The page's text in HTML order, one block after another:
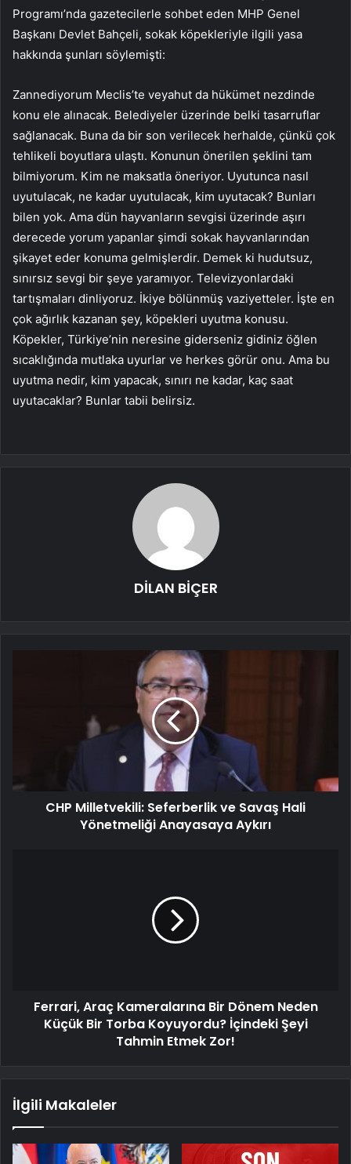
Programı’nda gazetecilerle sohbet eden MHP Genel
Başkanı Devlet Bahçeli, sokak köpekleriyle ilgili yasa
hakkında şunları söylemişti:
Zannediyorum Meclis’te veyahut da hükümet nezdinde
konu ele alınacak. Belediyeler üzerinde belki tasarruflar
sağlanacak. Buna da bir son verilecek herhalde, çünkü çok
tehlikeli boyutlara ulaştı. Konunun önerilen şeklini tam
bilmiyorum. Kim ne maksatla öneriyor. Uyutunca nasıl
uyutulacak, ne kadar uyutulacak, kim uyutacak? Bunları
bilen yok. Ama dün hayvanların sevgisi üzerinde aşırı
derecede yorum yapanlar şimdi sokak hayvanlarından
şikayet eder konuma gelmişlerdir. Demek ki hudutsuz,
sınırsız sevgi bir şeye yaramıyor. Televizyonlardaki
tartışmaları dinliyoruz. İkiye bölünmüş vaziyetteler. İşte en
çok ağırlık kazanan şey, köpekleri uyutma konusu.
Köpekler, Türkiye’nin neresine giderseniz gidiniz öğlen
sıcaklığında mutlaka uyurlar ve herkes görür onu. Ama bu
uyutma nedir, kim yapacak, sınırı ne kadar, kaç saat
uyutacaklar? Bunlar tabii belirsiz.
DİLAN BİÇER
CHP Milletvekili: Seferberlik ve Savaş Hali
Yönetmeliği Anayasaya Aykırı
Ferrari, Araç Kameralarına Bir Dönem Neden
Küçük Bir Torba Koyuyordu? İçindeki Şeyi
Tahmin Etmek Zor!
İlgili Makaleler